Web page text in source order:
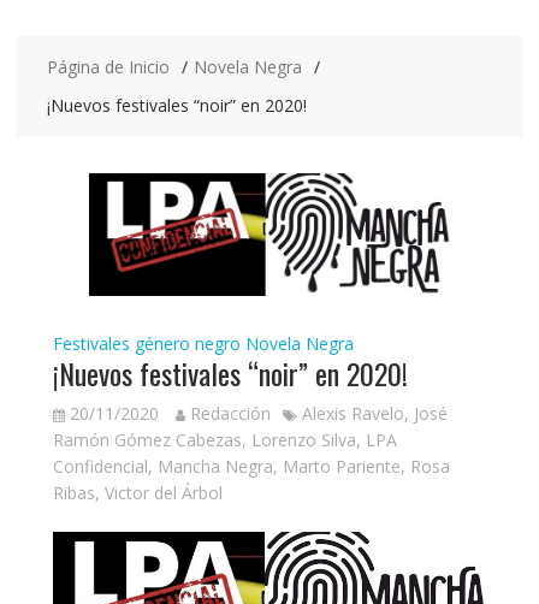
Página de Inicio
Novela Negra
¡Nuevos festivales “noir” en 2020!
Festivales género negro Novela Negra
¡Nuevos festivales “noir” en 2020!
20/11/2020 Redacción Alexis Ravelo, José
Ramón Gómez Cabezas, Lorenzo Silva, LPA
Confidencial, Mancha Negra, Marto Pariente, Rosa
Ribas, Victor del Árbol